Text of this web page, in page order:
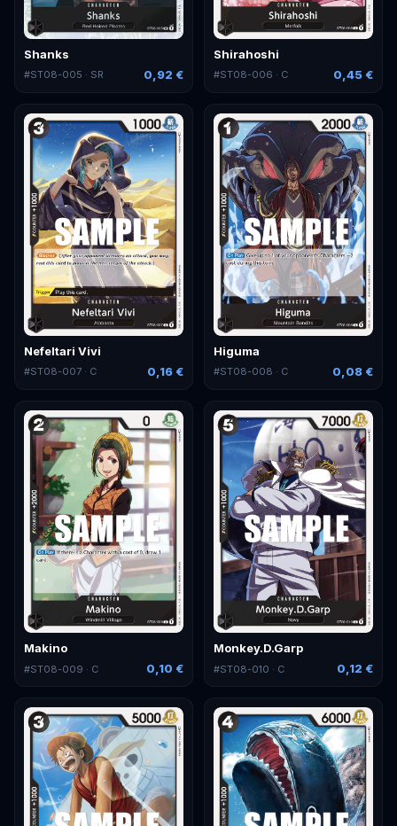
Shanks
#ST08-005 · SR 0,92 €
Shirahoshi
#ST08-006 · C 0,45 €
Nefeltari Vivi
#ST08-007 · C 0,16 €
Higuma
#ST08-008 · C 0,08 €
Makino
#ST08-009 · C 0,10 €
Monkey.D.Garp
#ST08-010 · C 0,12 €